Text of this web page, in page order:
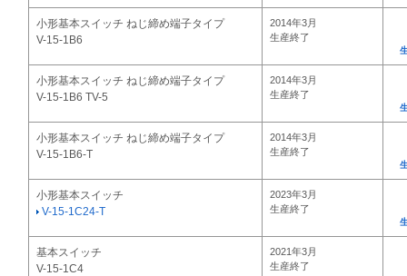
小形基本スイッチ ねじ締め端子タイプ
V-15-1B6
2014年3月
生産終了
小形基本スイッチ ねじ締め端子タイプ
V-15-1B6 TV-5
2014年3月
生産終了
小形基本スイッチ ねじ締め端子タイプ
V-15-1B6-T
2014年3月
生産終了
小形基本スイッチ
V-15-1C24-T
2023年3月
生産終了
基本スイッチ
V-15-1C4
2021年3月
生産終了